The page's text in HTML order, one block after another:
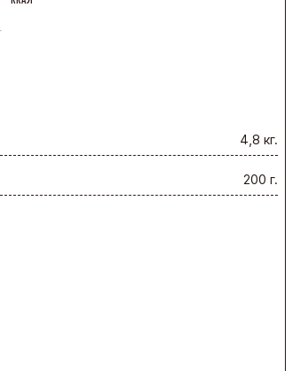
4,8 кг.
200 г.